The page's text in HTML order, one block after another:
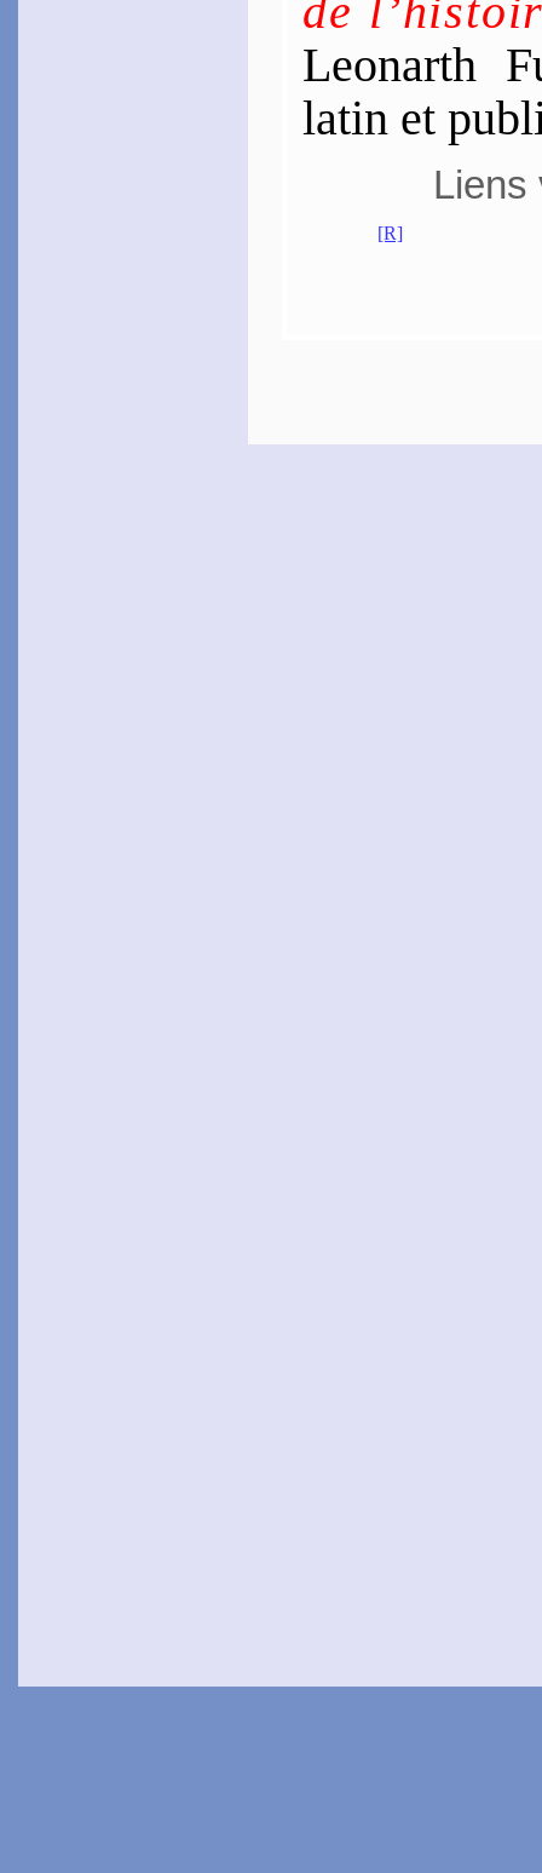
de
Leonarth
latin et
Liens
[R]